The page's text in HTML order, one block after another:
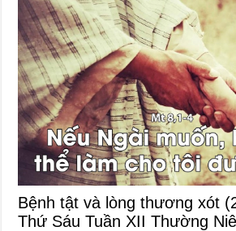
Bệnh tật và lòng thương xót
Thứ Sáu Tuần XII Thường